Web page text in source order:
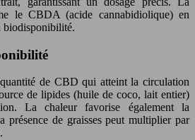
le CBDA (acide cannabidiolique) en
biodisponibilité.
de CBD qui atteint la circulation
de lipides (huile de coco, lait entier)
La chaleur favorise également la
de graisses peut multiplier par